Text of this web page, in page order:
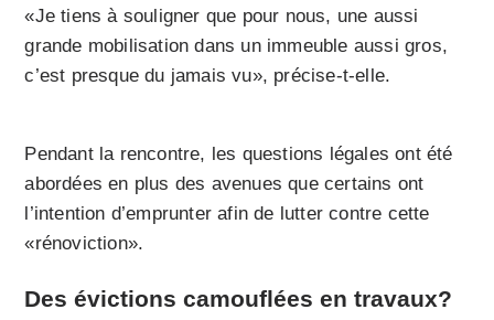
«Je tiens à souligner que pour nous, une aussi
grande mobilisation dans un immeuble aussi gros,
c’est presque du jamais vu», précise-t-elle.
Pendant la rencontre, les questions légales ont été
abordées en plus des avenues que certains ont
l’intention d’emprunter afin de lutter contre cette
«rénoviction».
Des évictions camouflées en travaux?